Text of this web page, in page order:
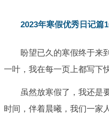
2023年寒假优秀日记篇
盼望已久的寒假终于来
一叶，我在每一页上都写下
虽然放寒假了，我还是
时间，伴着晨曦，我们一家